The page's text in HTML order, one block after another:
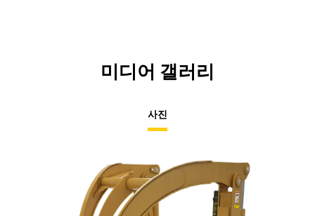
미디어 갤러리
사진